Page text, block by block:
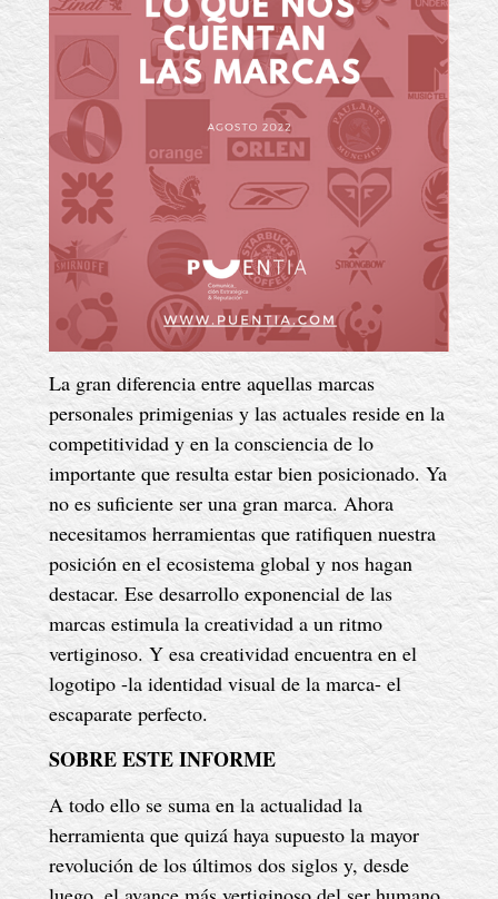
La gran diferencia entre aquellas marcas
personales primigenias y las actuales reside en la
competitividad y en la consciencia de lo
importante que resulta estar bien posicionado. Ya
no es suficiente ser una gran marca. Ahora
necesitamos herramientas que ratifiquen nuestra
posición en el ecosistema global y nos hagan
destacar. Ese desarrollo exponencial de las
marcas estimula la creatividad a un ritmo
vertiginoso. Y esa creatividad encuentra en el
logotipo -la identidad visual de la marca- el
escaparate perfecto.
SOBRE ESTE INFORME
A todo ello se suma en la actualidad la
herramienta que quizá haya supuesto la mayor
revolución de los últimos dos siglos y, desde